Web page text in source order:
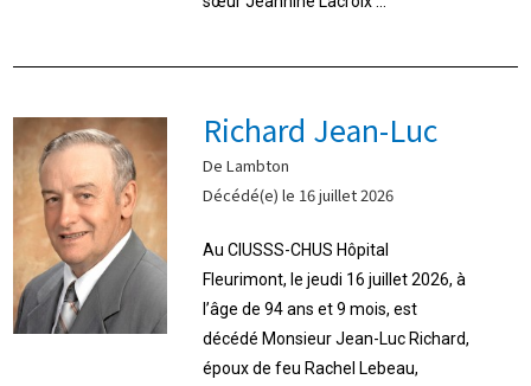
Richard Jean-Luc
De Lambton
Décédé(e) le 16 juillet 2026
Au CIUSSS-CHUS Hôpital
Fleurimont, le jeudi 16 juillet 2026, à
l’âge de 94 ans et 9 mois, est
décédé Monsieur Jean-Luc Richard,
époux de feu Rachel Lebeau,